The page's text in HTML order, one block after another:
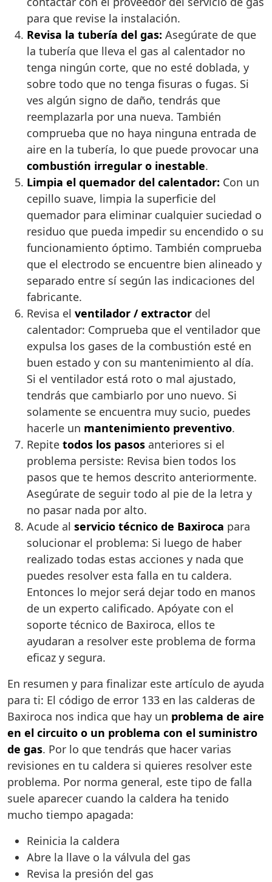
para que revise la instalación.
Revisa la tubería del gas: Asegúrate de que
la tubería que lleva el gas al calentador no
tenga ningún corte, que no esté doblada, y
sobre todo que no tenga fisuras o fugas. Si
ves algún signo de daño, tendrás que
reemplazarla por una nueva. También
comprueba que no haya ninguna entrada de
aire en la tubería, lo que puede provocar una
combustión irregular o inestable.
Limpia el quemador del calentador: Con un
cepillo suave, limpia la superficie del
quemador para eliminar cualquier suciedad o
residuo que pueda impedir su encendido o su
funcionamiento óptimo. También comprueba
que el electrodo se encuentre bien alineado y
separado entre sí según las indicaciones del
fabricante.
Revisa el ventilador / extractor del
calentador: Comprueba que el ventilador que
expulsa los gases de la combustión esté en
buen estado y con su mantenimiento al día.
Si el ventilador está roto o mal ajustado,
tendrás que cambiarlo por uno nuevo. Si
solamente se encuentra muy sucio, puedes
hacerle un mantenimiento preventivo.
Repite todos los pasos anteriores si el
problema persiste: Revisa bien todos los
pasos que te hemos descrito anteriormente.
Asegúrate de seguir todo al pie de la letra y
no pasar nada por alto.
Acude al servicio técnico de Baxiroca para
solucionar el problema: Si luego de haber
realizado todas estas acciones y nada que
puedes resolver esta falla en tu caldera.
Entonces lo mejor será dejar todo en manos
de un experto calificado. Apóyate con el
soporte técnico de Baxiroca, ellos te
ayudaran a resolver este problema de forma
eficaz y segura.
En resumen y para finalizar este artículo de ayuda
para ti: El código de error 133 en las calderas de
Baxiroca nos indica que hay un problema de aire
en el circuito o un problema con el suministro
de gas. Por lo que tendrás que hacer varias
revisiones en tu caldera si quieres resolver este
problema. Por norma general, este tipo de falla
suele aparecer cuando la caldera ha tenido
mucho tiempo apagada:
Reinicia la caldera
Abre la llave o la válvula del gas
Revisa la presión del gas